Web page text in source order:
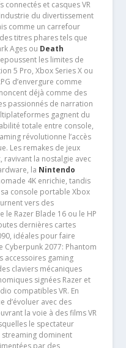
connectés et casques VR
du divertissement
comme un carrefour
titres phares tels que
Ages ou Death
les limites de
5 Pro, Xbox Series X ou
d’envergure comme
déjà comme des
passionnés de narration
gagnent du
totale entre console,
révolutionne l’accès
Les remakes de jeux
ravivant la nostalgie avec
la Nintendo
4K enrichie, tandis
console portable Xbox
vers des
le Razer Blade 16 ou le HP
dernières cartes
idéales pour faire
2077: Phantom
accessoires gaming
claviers mécaniques
signées Razer et
compatibles VR. En
d’évoluer avec des
la voie à des films VR
le spectateur
dominent
par des